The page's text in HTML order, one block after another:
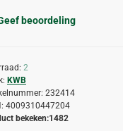
beoordeling
2
KWB
232414
4009310447204
bekeken:1482